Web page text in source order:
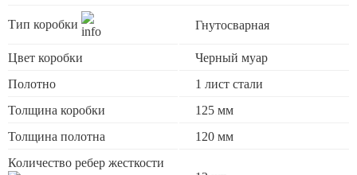
Тип коробки Гнутосварная
Цвет коробки
Черный муар
Полотно
1 лист стали
Толщина коробки
125 мм
Толщина полотна
120 мм
Количество ребер жесткости